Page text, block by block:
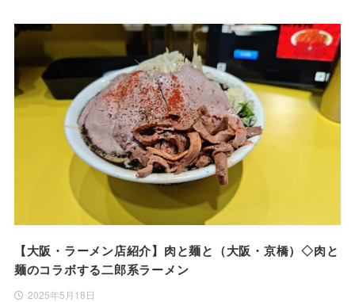
【大阪・ラーメン店紹介】肉と麺と（大阪・京橋）◇肉と
麺のコラボする二郎系ラーメン
2025年5月18日